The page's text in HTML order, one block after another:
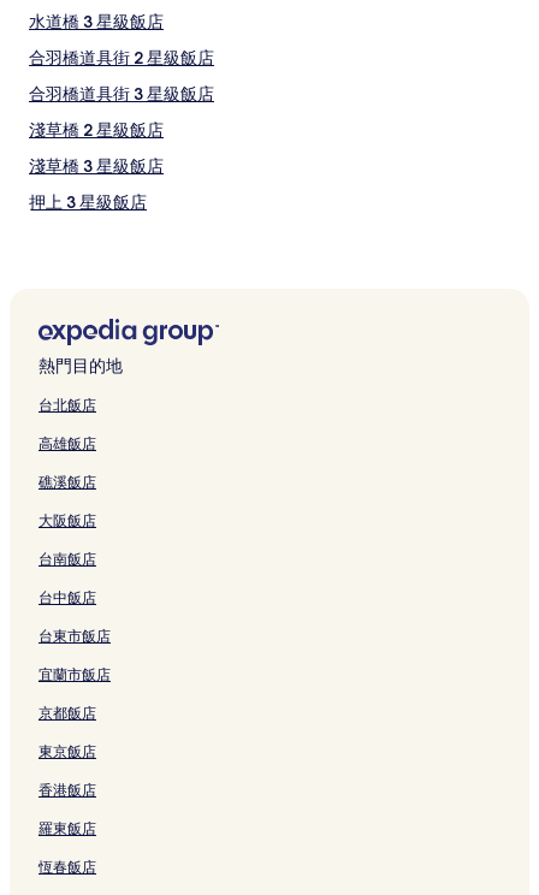
水道橋 3 星級飯店
合羽橋道具街 2 星級飯店
合羽橋道具街 3 星級飯店
淺草橋 2 星級飯店
淺草橋 3 星級飯店
押上 3 星級飯店
北 2 星級飯店
文京 3 星級飯店
向島 3 星級飯店
台東 3 星級飯店
台東 4 星級飯店
台東 2 星級飯店
日暮里布料街 4 星級飯店
上野飯店
四天王寺附近的飯店
田端站附近的飯店
東京巨蛋附近的飯店
千駄木飯店
上野阿美橫商店街附近的飯店
熱門目的地
台北飯店
高雄飯店
礁溪飯店
大阪飯店
台南飯店
台中飯店
台東市飯店
宜蘭市飯店
京都飯店
東京飯店
香港飯店
羅東飯店
恆春飯店